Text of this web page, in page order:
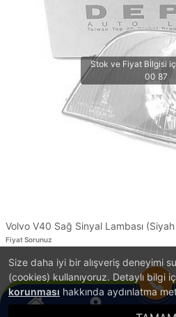
Size daha iyi bir alışveriş deneyimi
(cookies) kullanıyoruz. Detaylı bilgi
korunması hakkında aydınlatma
Volvo V40 Sağ Sinyal Lambası (Siyah
Fiyat Sorunuz
1